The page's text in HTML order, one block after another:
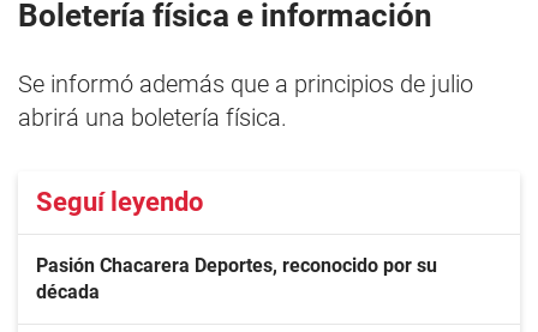
Boletería física e información
Se informó además que a principios de julio
abrirá una boletería física.
Seguí leyendo
Pasión Chacarera Deportes, reconocido por su
década